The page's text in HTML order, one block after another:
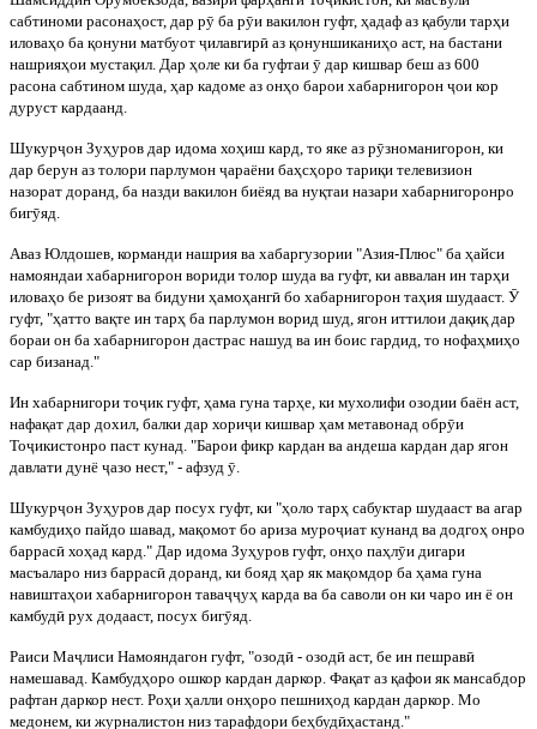
сабтиноми расонаҳост, дар рӯ ба рӯи вакилон гуфт, ҳадаф аз қабули тарҳи
иловаҳо ба қонуни матбуот ҷилавгирӣ аз қонуншиканиҳо аст, на бастани
нашрияҳои мустақил. Дар ҳоле ки ба гуфтаи ӯ дар кишвар беш аз 600
расона сабтином шуда, ҳар кадоме аз онҳо барои хабарнигорон ҷои кор
дуруст кардаанд.
Шукурҷон Зуҳуров дар идома хоҳиш кард, то яке аз рӯзноманигорон, ки
дар берун аз толори парлумон ҷараёни баҳсҳоро тариқи телевизион
назорат доранд, ба назди вакилон биёяд ва нуқтаи назари хабарнигоронро
бигӯяд.
Аваз Юлдошев, корманди нашрия ва хабаргузории "Азия-Плюс" ба ҳайси
намояндаи хабарнигорон вориди толор шуда ва гуфт, ки аввалан ин тарҳи
иловаҳо бе ризоят ва бидуни ҳамоҳангӣ бо хабарнигорон таҳия шудааст. Ӯ
гуфт, "ҳатто вақте ин тарҳ ба парлумон ворид шуд, ягон иттилои дақиқ дар
бораи он ба хабарнигорон дастрас нашуд ва ин боис гардид, то нофаҳмиҳо
сар бизанад."
Ин хабарнигори тоҷик гуфт, ҳама гуна тарҳе, ки мухолифи озодии баён аст,
нафақат дар дохил, балки дар хориҷи кишвар ҳам метавонад обрӯи
Тоҷикистонро паст кунад. "Барои фикр кардан ва андеша кардан дар ягон
давлати дунё ҷазо нест," - афзуд ӯ
Шукурҷон Зуҳуров дар посух гуфт, ки "ҳоло тарҳ сабуктар шудааст ва агар
камбудиҳо пайдо шавад, мақомот бо ариза муроҷиат кунанд ва додгоҳ онро
баррасӣ хоҳад кард." Дар идома Зуҳуров гуфт, онҳо паҳлӯи дигари
масъаларо низ баррасӣ доранд, ки бояд ҳар як мақомдор ба ҳама гуна
навиштаҳои хабарнигорон таваҷҷуҳ карда ва ба саволи он ки чаро ин ё он
камбудӣ рух додааст, посух бигӯяд.
Раиси Маҷлиси Намояндагон гуфт, "озодӣ - озодӣ аст, бе ин пешравӣ
намешавад. Камбудҳоро ошкор кардан даркор. Фақат аз қафои як мансабдор
рафтан даркор нест. Роҳи ҳалли онҳоро пешниҳод кардан даркор. Мо
медонем, ки журналистон низ тарафдори беҳбудӣҳастанд."